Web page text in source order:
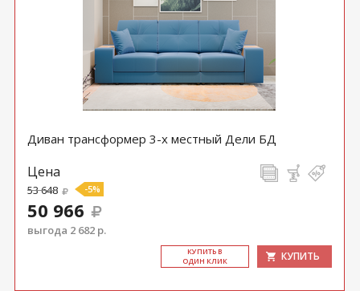
Диван трансформер 3-х местный Дели БД
Цена
53 648 -5%
50 966
выгода 2 682 р.
КУ­ПИТЬ В
ОДИН КЛИК
КУПИТЬ